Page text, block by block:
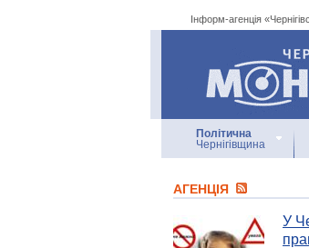
Інформ-агенція
Інформ-
Політична
Чернігівщина
АГЕНЦIЯ
У